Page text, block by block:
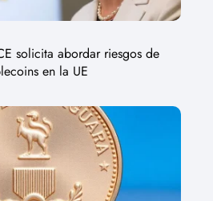
solicita abordar riesgos de
en la UE